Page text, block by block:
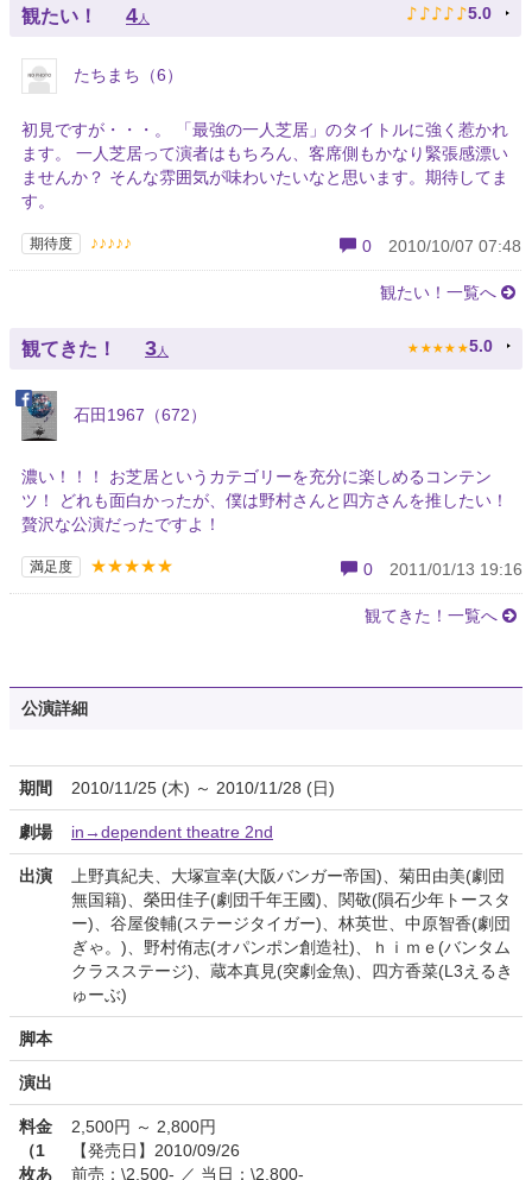
観たい！ 4人 ♪ ♪ ♪ ♪ ♪ 5.0
たちまち（6）
初見ですが・・・。 「最強の一人芝居」のタイトルに強く惹かれ
ます。 一人芝居って演者はもちろん、客席側もかなり緊張感漂い
ませんか？ そんな雰囲気が味わいたいなと思います。期待してま
す。
期待度 ♪♪♪♪♪ 0 2010/10/07 07:48
観たい！一覧へ
観てきた！ 3 人 ★ ★ ★ ★ ★ 5.0
石田1967（672）
濃い！！！ お芝居というカテゴリーを充分に楽しめるコンテン
ツ！ どれも面白かったが、僕は野村さんと四方さんを推したい！
贅沢な公演だったですよ！
満足度 ★★★★★ 0 2011/01/13 19:16
観てきた！一覧へ
公演詳細
期間 2010/11/25 (木) ～ 2010/11/28 (日)
劇場 in→dependent theatre 2nd
出演
上野真紀夫、大塚宣幸(大阪バンガー帝国)、菊田由美(劇団
無国籍)、榮田佳子(劇団千年王國)、関敬(隕石少年トースタ
ー)、谷屋俊輔(ステージタイガー)、林英世、中原智香(劇団
ぎゃ。)、野村侑志(オパンポン創造社)、ｈｉｍｅ(バンタム
クラスステージ)、蔵本真見(突劇金魚)、四方香菜(L3えるき
ゅーぶ)
脚本
演出
料金
（1
枚あ
2,500円 ～ 2,800円
【発売日】2010/09/26
前売：\2,500- ／ 当日：\2,800-